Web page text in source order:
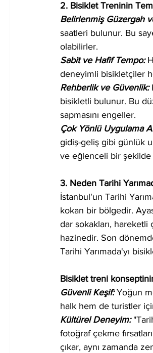
2. Bisiklet Treninin
Belirlenmiş Güzergah
saatleri bulunur. Bu
olabilirler.
Sabit ve Hafif Tempo:
deneyimli bisikletçiler
Rehberlik ve Güvenlik:
bisikletli bulunur. Bu
sapmasını engeller.
Çok Yönlü Uygulama
gidiş-geliş gibi günlük
ve eğlenceli bir
3. Neden Tarihi
İstanbul'un Tarihi
kokan bir bölgedir.
dar sokakları, hareketli
hazinedir. Son
Tarihi Yarımada'yı
Bisiklet treni
Güvenli Keşif: Yoğun
halk hem de turistler
Kültürel Deneyim:
fotoğraf çekme
çıkar, aynı zamanda